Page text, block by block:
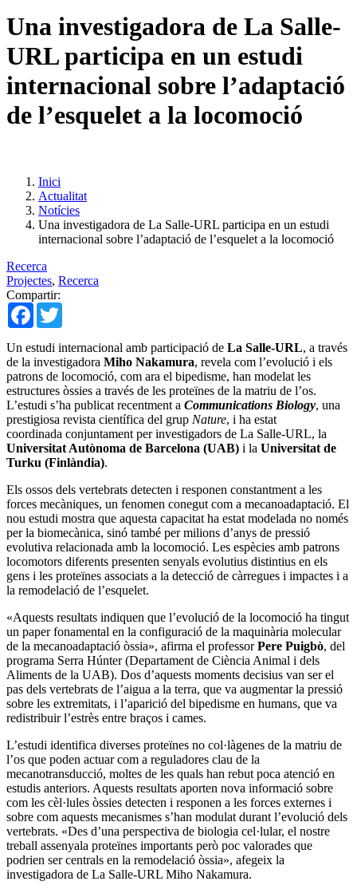
Una investigadora de La Salle-
URL participa en un estudi
internacional sobre l’adaptació
de l’esquelet a la locomoció
Inici
Actualitat
Notícies
Una investigadora de La Salle-URL participa en un estudi
internacional sobre l’adaptació de l’esquelet a la locomoció
Recerca
Projectes, Recerca
Compartir:
Facebook
Un estudi internacional amb participació de La Salle-URL, a través
de la investigadora Miho Nakamura, revela com l’evolució i els
patrons de locomoció, com ara el bipedisme, han modelat les
estructures òssies a través de les proteïnes de la matriu de l’os.
L’estudi s’ha publicat recentment a Communications Biology, una
prestigiosa revista científica del grup Nature, i ha estat
coordinada conjuntament per investigadors de La Salle-URL, la
Universitat Autònoma de Barcelona (UAB) i la Universitat de
Turku (Finlàndia).
Els ossos dels vertebrats detecten i responen constantment a les
forces mecàniques, un fenomen conegut com a mecanoadaptació. El
nou estudi mostra que aquesta capacitat ha estat modelada no només
per la biomecànica, sinó també per milions d’anys de pressió
evolutiva relacionada amb la locomoció. Les espècies amb patrons
locomotors diferents presenten senyals evolutius distintius en els
gens i les proteïnes associats a la detecció de càrregues i impactes i a
la remodelació de l’esquelet.
«Aquests resultats indiquen que l’evolució de la locomoció ha tingut
un paper fonamental en la configuració de la maquinària molecular
de la mecanoadaptació òssia», afirma el professorPere Puigbò, del
programa Serra Húnter (Departament de Ciència Animal i dels
Aliments de la UAB). Dos d’aquests moments decisius van ser el
pas dels vertebrats de l’aigua a la terra, que va augmentar la pressió
sobre les extremitats, i l’aparició del bipedisme en humans, que va
redistribuir l’estrès entre braços i cames.
L’estudi identifica diverses proteïnes no col·làgenes de la matriu de
l’os que poden actuar com a reguladores clau de la
mecanotransducció, moltes de les quals han rebut poca atenció en
estudis anteriors. Aquests resultats aporten nova informació sobre
com les cèl·lules òssies detecten i responen a les forces externes i
sobre com aquests mecanismes s’han modulat durant l’evolució dels
vertebrats. «Des d’una perspectiva de biologia cel·lular, el nostre
treball assenyala proteïnes importants però poc valorades que
podrien ser centrals en la remodelació òssia», afegeix la
investigadora de La Salle-URL Miho Nakamura.